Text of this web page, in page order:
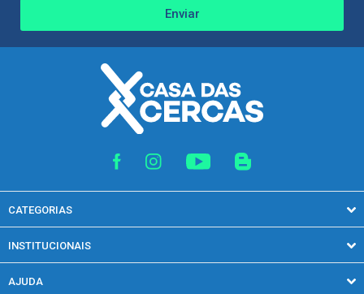
Enviar
CATEGORIAS
Concertinas
INSTITUCIONAIS
AJUDA